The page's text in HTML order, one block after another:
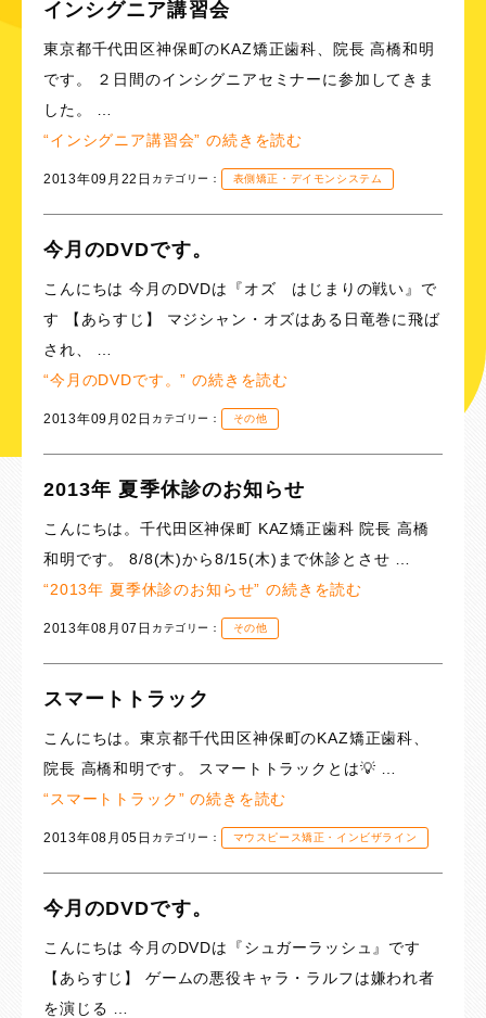
インシグニア講習会
東京都千代田区神保町のKAZ矯正歯科、院長 高橋和明
です。 ２日間のインシグニアセミナーに参加してきま
した。 …
“インシグニア講習会” の続きを読む
2013年09月22日 カテゴリー： 表側矯正・デイモンシステム
今月のDVDです。
こんにちは 今月のDVDは『オズ はじまりの戦い』で
す 【あらすじ】 マジシャン・オズはある日竜巻に飛ば
され、 …
“今月のDVDです。” の続きを読む
2013年09月02日 カテゴリー： その他
2013年 夏季休診のお知らせ
こんにちは。千代田区神保町 KAZ矯正歯科 院長 高橋
和明です。 8/8(木)から8/15(木)まで休診とさせ …
“2013年 夏季休診のお知らせ” の続きを読む
2013年08月07日 カテゴリー： その他
スマートトラック
こんにちは。東京都千代田区神保町のKAZ矯正歯科、
院長 高橋和明です。 スマートトラックとは💡 …
“スマートトラック” の続きを読む
2013年08月05日 カテゴリー： マウスピース矯正・インビザライン
今月のDVDです。
こんにちは 今月のDVDは『シュガーラッシュ』です
【あらすじ】 ゲームの悪役キャラ・ラルフは嫌われ者
を演じる …